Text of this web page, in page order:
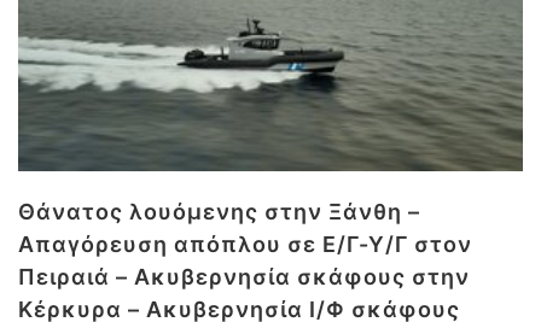
Θάνατος λουόμενης στην Ξάνθη –
Απαγόρευση απόπλου σε Ε/Γ-Υ/Γ στον
Πειραιά – Ακυβερνησία σκάφους στην
Κέρκυρα – Ακυβερνησία Ι/Φ σκάφους